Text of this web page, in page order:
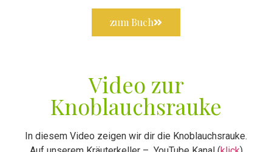
zum Buch
Video zur
Knoblauchsrauke
In diesem Video zeigen wir dir die Knoblauchsrauke.